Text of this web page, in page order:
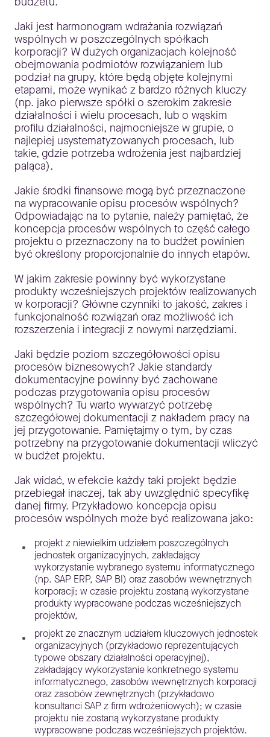
Jaki jest harmonogram wdrażania rozwiązań
wspólnych w poszczególnych spółkach
korporacji? W dużych organizacjach kolejność
obejmowania podmiotów rozwiązaniem lub
podział na grupy, które będą objęte kolejnymi
etapami, może wynikać z bardzo różnych kluczy
(np. jako pierwsze spółki o szerokim zakresie
działalności i wielu procesach, lub o wąskim
profilu działalności, najmocniejsze w grupie, o
najlepiej usystematyzowanych procesach, lub
takie, gdzie potrzeba wdrożenia jest najbardziej
paląca).
Jakie środki finansowe mogą być przeznaczone
na wypracowanie opisu procesów wspólnych?
Odpowiadając na to pytanie, należy pamiętać, że
koncepcja procesów wspólnych to część całego
projektu o przeznaczony na to budżet powinien
być określony proporcjonalnie do innych etapów.
W jakim zakresie powinny być wykorzystane
produkty wcześniejszych projektów realizowanych
w korporacji? Główne czynniki to jakość, zakres i
funkcjonalność rozwiązań oraz możliwość ich
rozszerzenia i integracji z nowymi narzędziami.
Jaki będzie poziom szczegółowości opisu
procesów biznesowych? Jakie standardy
dokumentacyjne powinny być zachowane
podczas przygotowania opisu procesów
wspólnych? Tu warto wywarzyć potrzebę
szczegółowej dokumentacji z nakładem pracy na
jej przygotowanie. Pamiętajmy o tym, by czas
potrzebny na przygotowanie dokumentacji wliczyć
w budżet projektu.
Jak widać, w efekcie każdy taki projekt będzie
przebiegał inaczej, tak aby uwzględnić specyfikę
danej firmy. Przykładowo koncepcja opisu
procesów wspólnych może być realizowana jako:
projekt z niewielkim udziałem poszczególnych
jednostek organizacyjnych, zakładający
wykorzystanie wybranego systemu informatycznego
(np. SAP ERP, SAP BI) oraz zasobów wewnętrznych
korporacji; w czasie projektu zostaną wykorzystane
produkty wypracowane podczas wcześniejszych
projektów,
projekt ze znacznym udziałem kluczowych jednostek
organizacyjnych (przykładowo reprezentujących
typowe obszary działalności operacyjnej),
zakładający wykorzystanie konkretnego systemu
informatycznego, zasobów wewnętrznych korporacji
oraz zasobów zewnętrznych (przykładowo
konsultanci SAP z firm wdrożeniowych); w czasie
projektu nie zostaną wykorzystane produkty
wypracowane podczas wcześniejszych projektów.